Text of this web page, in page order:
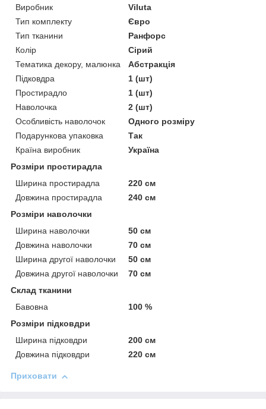
Виробник
Viluta
Тип комплекту
Євро
Тип тканини
Ранфорс
Колір
Сірий
Тематика декору, малюнка
Абстракція
Підковдра
1 (шт)
Простирадло
1 (шт)
Наволочка
2 (шт)
Особливість наволочок
Одного розміру
Подарункова упаковка
Так
Країна виробник
Україна
Розміри простирадла
Ширина простирадла
220 см
Довжина простирадла
240 см
Розміри наволочки
Ширина наволочки
50 см
Довжина наволочки
70 см
Ширина другої наволочки
50 см
Довжина другої наволочки
70 см
Склад тканини
Бавовна
100 %
Розміри підковдри
Ширина підковдри
200 см
Довжина підковдри
220 см
Приховати